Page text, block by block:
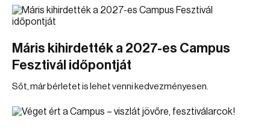
Máris kihirdették a 2027-es Campus
Fesztivál időpontját
Sőt, már bérletet is lehet venni kedvezményesen.